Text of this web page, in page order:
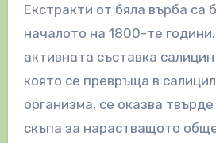
Екстракти от бяла върба са
началото на 1800-те
активната съставка
която се превръща в
организма, се оказва
скъпа за нарастващото